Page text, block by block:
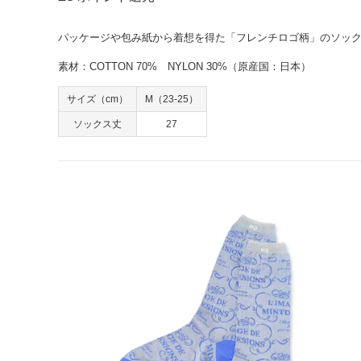
パッケージや包み紙から着想を得た「フレンチロゴ柄」のソッ
素材：COTTON 70% NYLON 30%（原産国：日本）
サイズ（cm） M（23-25）
ソックス丈 27